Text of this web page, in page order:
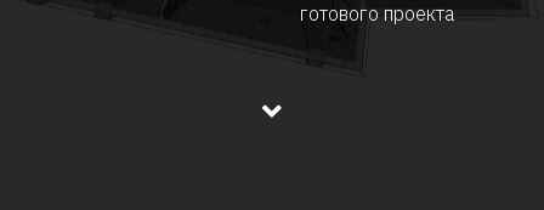
готового проекта